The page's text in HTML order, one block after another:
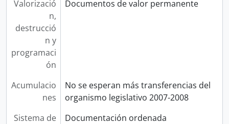
Valorizació
n,
destrucció
n y
programaci
ón
Documentos de valor permanente
Acumulacio
nes
No se esperan más transferencias del
organismo legislativo 2007-2008
Sistema de
Documentación ordenada